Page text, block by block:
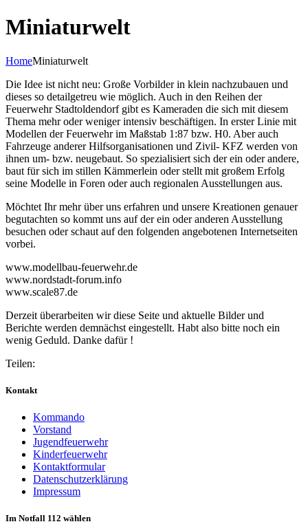
Miniaturwelt
HomeMiniaturwelt
Die Idee ist nicht neu: Große Vorbilder in klein nachzubauen und
dieses so detailgetreu wie möglich. Auch in den Reihen der
Feuerwehr Stadtoldendorf gibt es Kameraden die sich mit diesem
Thema mehr oder weniger intensiv beschäftigen. In erster Linie mit
Modellen der Feuerwehr im Maßstab 1:87 bzw. H0. Aber auch
Fahrzeuge anderer Hilfsorganisationen und Zivil- KFZ werden von
ihnen um- bzw. neugebaut. So spezialisiert sich der ein oder andere,
baut für sich im stillen Kämmerlein oder stellt mit großem Erfolg
seine Modelle in Foren oder auch regionalen Ausstellungen aus.
Möchtet Ihr mehr über uns erfahren und unsere Kreationen genauer
begutachten so kommt uns auf der ein oder anderen Ausstellung
besuchen oder schaut auf den folgenden angebotenen Internetseiten
vorbei.
www.modellbau-feuerwehr.de
www.nordstadt-forum.info
www.scale87.de
Derzeit überarbeiten wir diese Seite und aktuelle Bilder und
Berichte werden demnächst eingestellt. Habt also bitte noch ein
wenig Geduld. Danke dafür !
Teilen:
Kontakt
Kommando
Vorstand
Jugendfeuerwehr
Kinderfeuerwehr
Kontaktformular
Datenschutzerklärung
Impressum
Im Notfall 112 wählen